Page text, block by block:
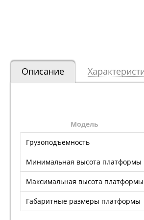
Описание
Модель
Грузоподъемность
Минимальная высота платформы
Максимальная высота платформы
Габаритные размеры платформы